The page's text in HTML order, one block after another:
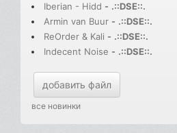
Iberian - Hidd - .::DSE::.
Armin van Buur - .::DSE::.
ReOrder & Kali - .::DSE::.
Indecent Noise - .::DSE::.
добавить файл
все новинки